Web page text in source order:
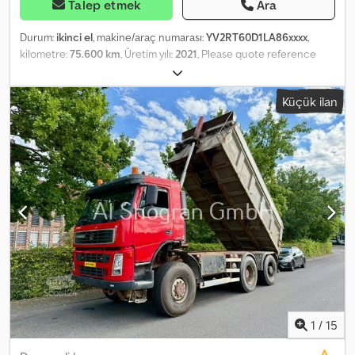
Talep etmek Ara
Durum: ikinci el, makine/araç numarası:YV2RT60D1LA86xxxx,
kilometre:75.600 km, Üretim yılı:2021, Please quote reference
number: 23274 Technical Data Model year: 2021 Mileage: approx.
75,600 km I-Shift transmission Suspension: parabolic suspension
front, air suspension rear Tyres: see photos Snow plough
equipment Engine brake/retarder Csdpfxezqrpcj Ac Ierf Euro 6
Length: 733 cm Width: 255 cm Wheelbase: 340/137 cm Unladen
weight: 13,800 kg 6x4 551 HP Air horn
Küçük ilan
1 / 15